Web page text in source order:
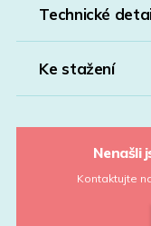
Technické
Ke stažení
Nenašli
Kontaktujte